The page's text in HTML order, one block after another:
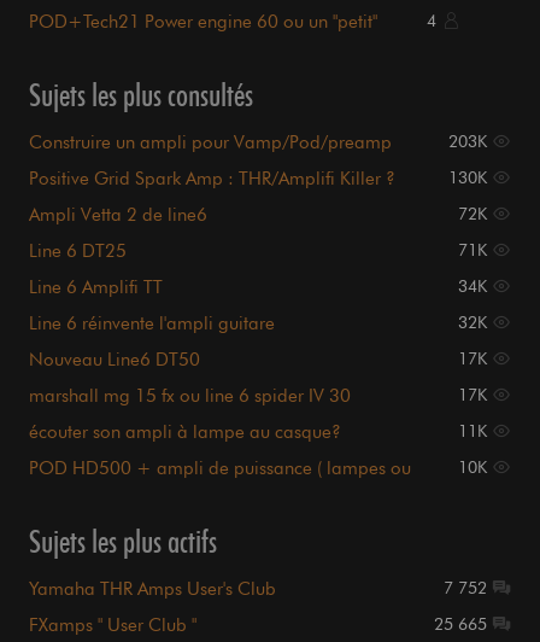
POD+Tech21 Power engine 60 ou un "petit"
4
Sujets les plus consultés
Construire un ampli pour Vamp/Pod/preamp 203K
Positive Grid Spark Amp : THR/Amplifi Killer ? 130K
Ampli Vetta 2 de line6 72K
Line 6 DT25 71K
Line 6 Amplifi TT 34K
Line 6 réinvente l'ampli guitare 32K
Nouveau Line6 DT50 17K
marshall mg 15 fx ou line 6 spider IV 30 17K
écouter son ampli à lampe au casque? 11K
POD HD500 + ampli de puissance ( lampes ou
10K
Sujets les plus actifs
Yamaha THR Amps User's Club 7 752
FXamps " User Club " 25 665